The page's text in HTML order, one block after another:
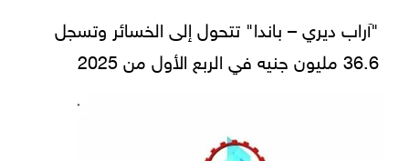
"آراب ديري – باندا" تتحول إلى الخسائر وتسجل
36.6 مليون جنيه في الربع الأول من 2025